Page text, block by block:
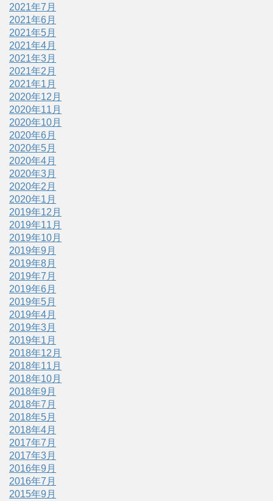
2021年7月
2021年6月
2021年5月
2021年4月
2021年3月
2021年2月
2021年1月
2020年12月
2020年11月
2020年10月
2020年6月
2020年5月
2020年4月
2020年3月
2020年2月
2020年1月
2019年12月
2019年11月
2019年10月
2019年9月
2019年8月
2019年7月
2019年6月
2019年5月
2019年4月
2019年3月
2019年1月
2018年12月
2018年11月
2018年10月
2018年9月
2018年7月
2018年5月
2018年4月
2017年7月
2017年3月
2016年9月
2016年7月
2015年9月